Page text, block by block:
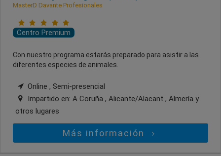
MasterD Davante Profesionales
Centro Premium
Con nuestro programa estarás preparado para asistir a las
diferentes especies de animales.
Online , Semi-presencial
Impartido en: A Coruña , Alicante/Alacant , Almería y
otros lugares
Más información